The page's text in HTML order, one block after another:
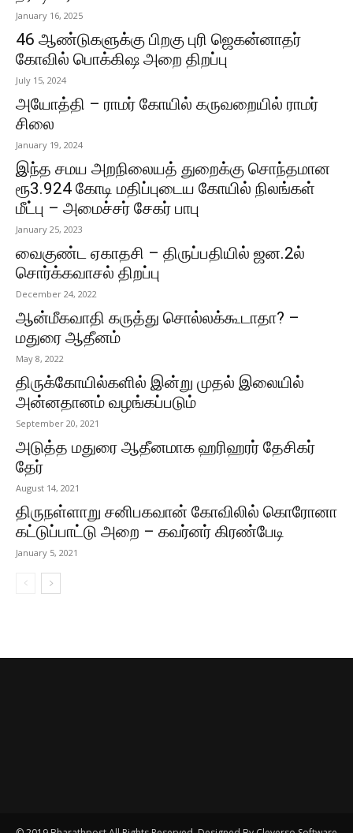
January 16, 2025
46 ஆண்டுகளுக்கு பிறகு புரி ஜெகன்னாதர்
கோவில் பொக்கிஷ அறை திறப்பு
July 15, 2024
அயோத்தி – ராமர் கோயில் கருவறையில் ராமர்
சிலை
January 19, 2024
இந்த சமய அறநிலையத் துறைக்கு சொந்தமான
ரூ3.924 கோடி மதிப்புடைய கோயில் நிலங்கள்
மீட்பு – அமைச்சர் சேகர் பாபு
January 25, 2023
வைகுண்ட ஏகாதசி – திருப்பதியில் ஜன.2ல்
சொர்க்கவாசல் திறப்பு
December 24, 2022
ஆன்மீகவாதி கருத்து சொல்லக்கூடாதா? –
மதுரை ஆதீனம்
May 8, 2022
திருக்கோயில்களில் இன்று முதல் இலையில்
அன்னதானம் வழங்கப்படும்
September 20, 2021
அடுத்த மதுரை ஆதீனமாக ஹரிஹரர் தேசிகர்
தேர்
August 14, 2021
திருநள்ளாறு சனிபகவான் கோவிலில் கொரோனா
கட்டுப்பாட்டு அறை – கவர்னர் கிரண்பேடி
January 5, 2021